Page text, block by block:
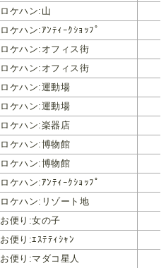
ロケハン:山
ロケハン:ｱﾝﾃｨｰｸｼｮｯﾌﾟ
ロケハン:オフィス街
ロケハン:オフィス街
ロケハン:運動場
ロケハン:運動場
ロケハン:楽器店
ロケハン:博物館
ロケハン:博物館
ロケハン:ｱﾝﾃｨｰｸｼｮｯﾌﾟ
ロケハン:リゾート地
お便り:女の子
お便り:ｴｽﾃﾃｨｼｬﾝ
お便り:マダコ星人